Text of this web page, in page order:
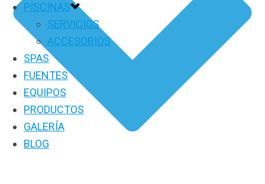
PISCINAS
SERVICIOS
ACCESORIOS
SPAS
FUENTES
EQUIPOS
PRODUCTOS
GALERÍA
BLOG